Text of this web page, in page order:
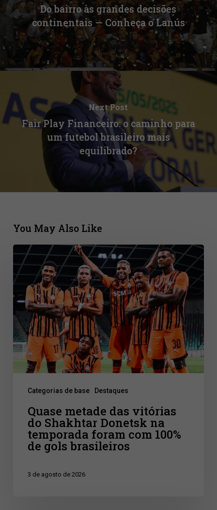
Do bairro às grandes decisões
continentais — Conheça o Lanús
Next Post
Fair Play Financeiro: o caminho para
um futebol brasileiro mais
equilibrado?
You May Also Like
Categorias de base Destaques
Quase
metade
das
vitórias
do
Shakhtar
Donetsk
na
temporada
foram
100%
Quase metade das vitórias
do Shakhtar Donetsk na
temporada foram com 100%
de gols brasileiros
3 de agosto de 2026